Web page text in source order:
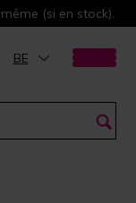
(si en stock).
BE